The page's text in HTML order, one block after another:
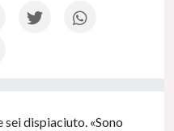
sei dispiaciuto. «Sono